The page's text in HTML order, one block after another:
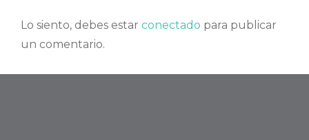
Lo siento, debes estar conectado para publicar
un comentario.